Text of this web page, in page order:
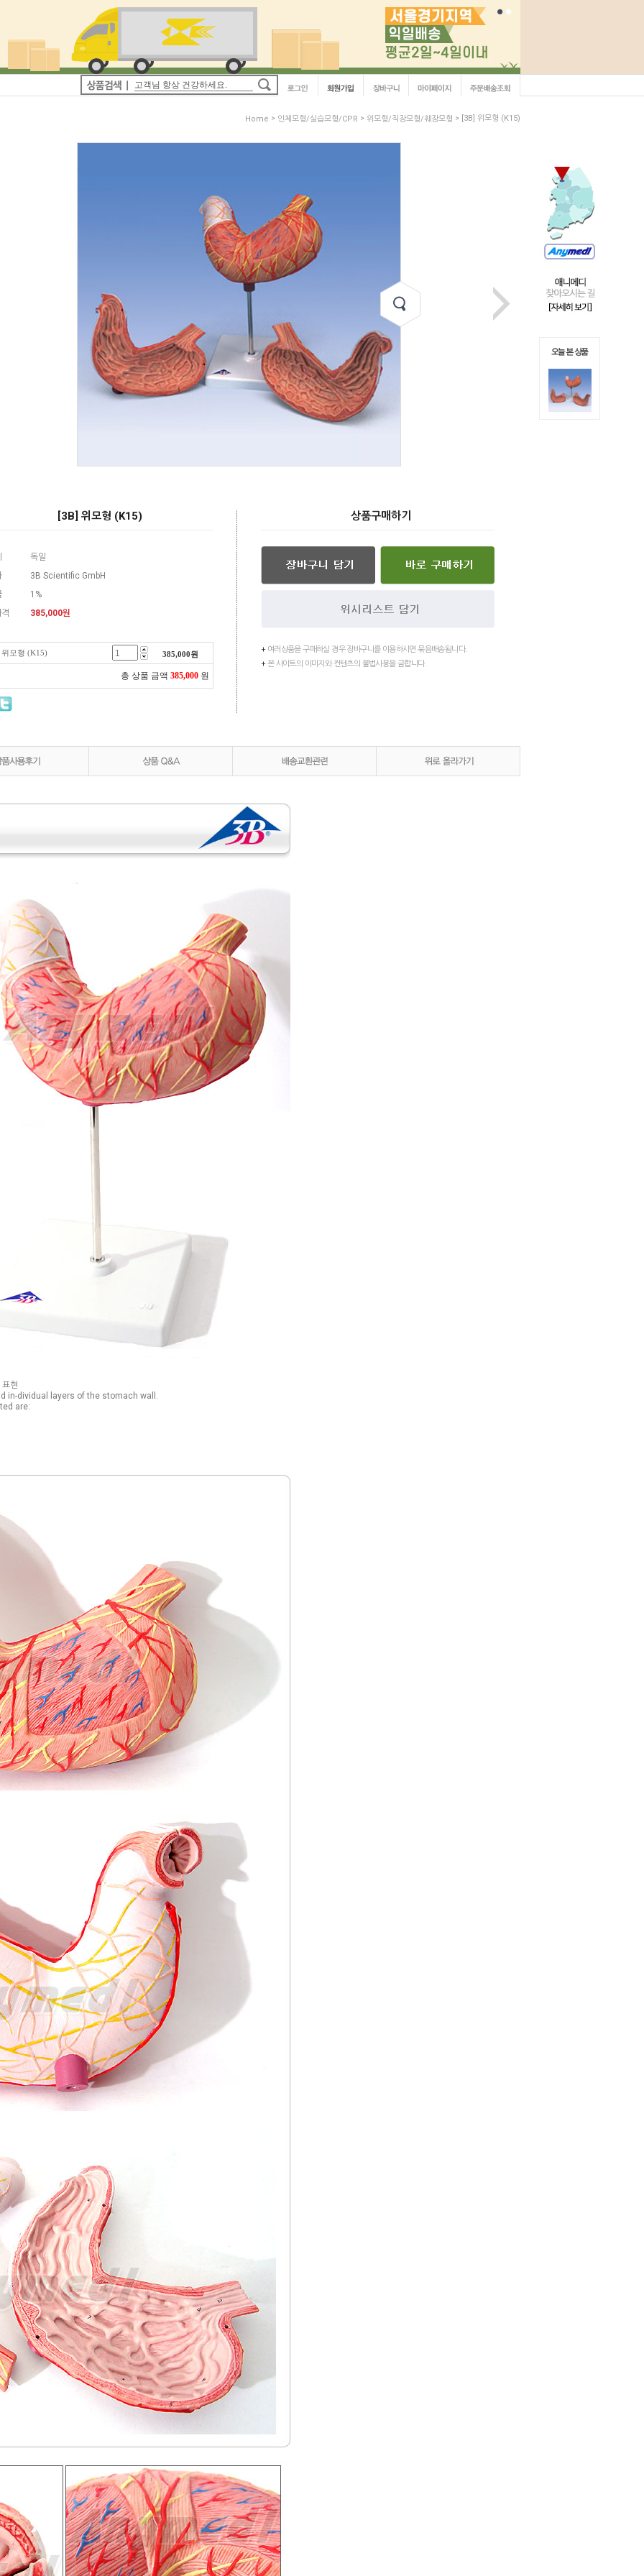
Home > 인체모형/실습모형/CPR > 위모형/직장모형/췌장모형 > [3B] 위모형 (K15)
[3B] 위모형 (K15)
독일
3B Scientific GmbH
1%
385,000원
모형 (K15) 385,000원
총 상품 금액 385,000 원
상품구매하기
+여러상품을 구매하실 경우 장바구니를 이용하시면 묶음배송됩니다.
+본 사이트의 이미지와 컨텐츠의 불법사용을 금합니다.
현
in-dividual layers of the stomach wall.
are: